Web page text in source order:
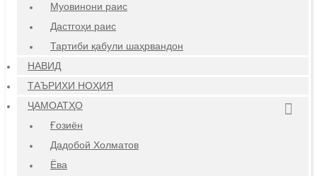
Муовинони раис
Дастгоҳи раис
Тартиби қабули шаҳрвандон
НАВИД
ТАЪРИХИ НОҲИЯ
ҶАМОАТҲО
Ғозиён
Дадобой Холматов
Ёва